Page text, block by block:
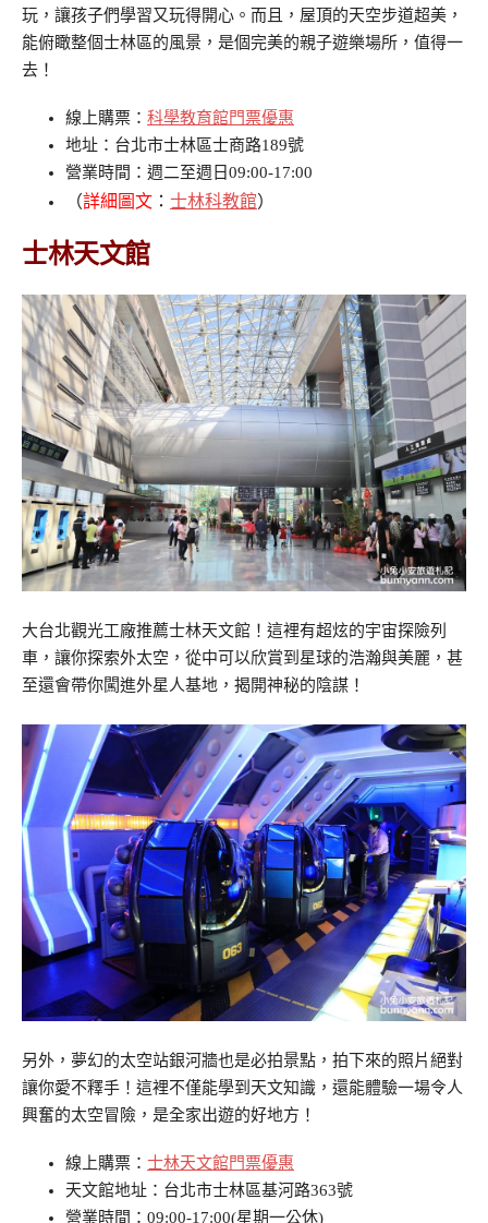
玩，讓孩子們學習又玩得開心。而且，屋頂的天空步道超美，
能俯瞰整個士林區的風景，是個完美的親子遊樂場所，值得一
去！
線上購票： 科學教育館門票優惠
地址：台北市士林區士商路189號
營業時間：週二至週日09:00-17:00
（詳細圖文 ： 士林科教館）
士林天文館
大台北觀光工廠推薦士林天文館！這裡有超炫的宇宙探險列
車，讓你探索外太空，從中可以欣賞到星球的浩瀚與美麗，甚
至還會帶你闖進外星人基地，揭開神秘的陰謀！
另外，夢幻的太空站銀河牆也是必拍景點，拍下來的照片絕對
讓你愛不釋手！這裡不僅能學到天文知識，還能體驗一場令人
興奮的太空冒險，是全家出遊的好地方！
線上購票： 士林天文館門票優惠
天文館地址：台北市士林區基河路363號
營業時間：09:00-17:00(星期一公休)